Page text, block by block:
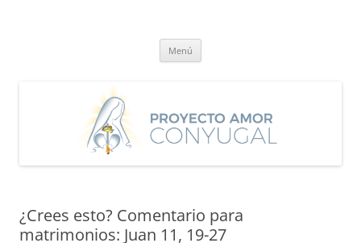
Menú
¿Crees esto? Comentario para
matrimonios: Juan 11, 19-27